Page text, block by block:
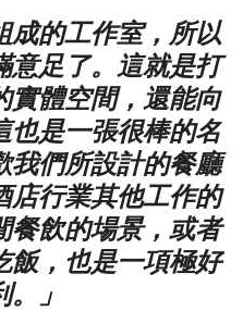
成的工作室，所以
意足了。這就是打
實體空間，還能向
也是一張很棒的名
我們所設計的餐廳
店行業其他工作的
餐飲的場景，或者
飯，也是一項極好
」